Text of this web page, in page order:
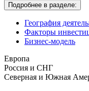
Подробнее в разделе:
География
Факторы
Бизнес-модель
Европа
Россия и СНГ
Северная и Южная